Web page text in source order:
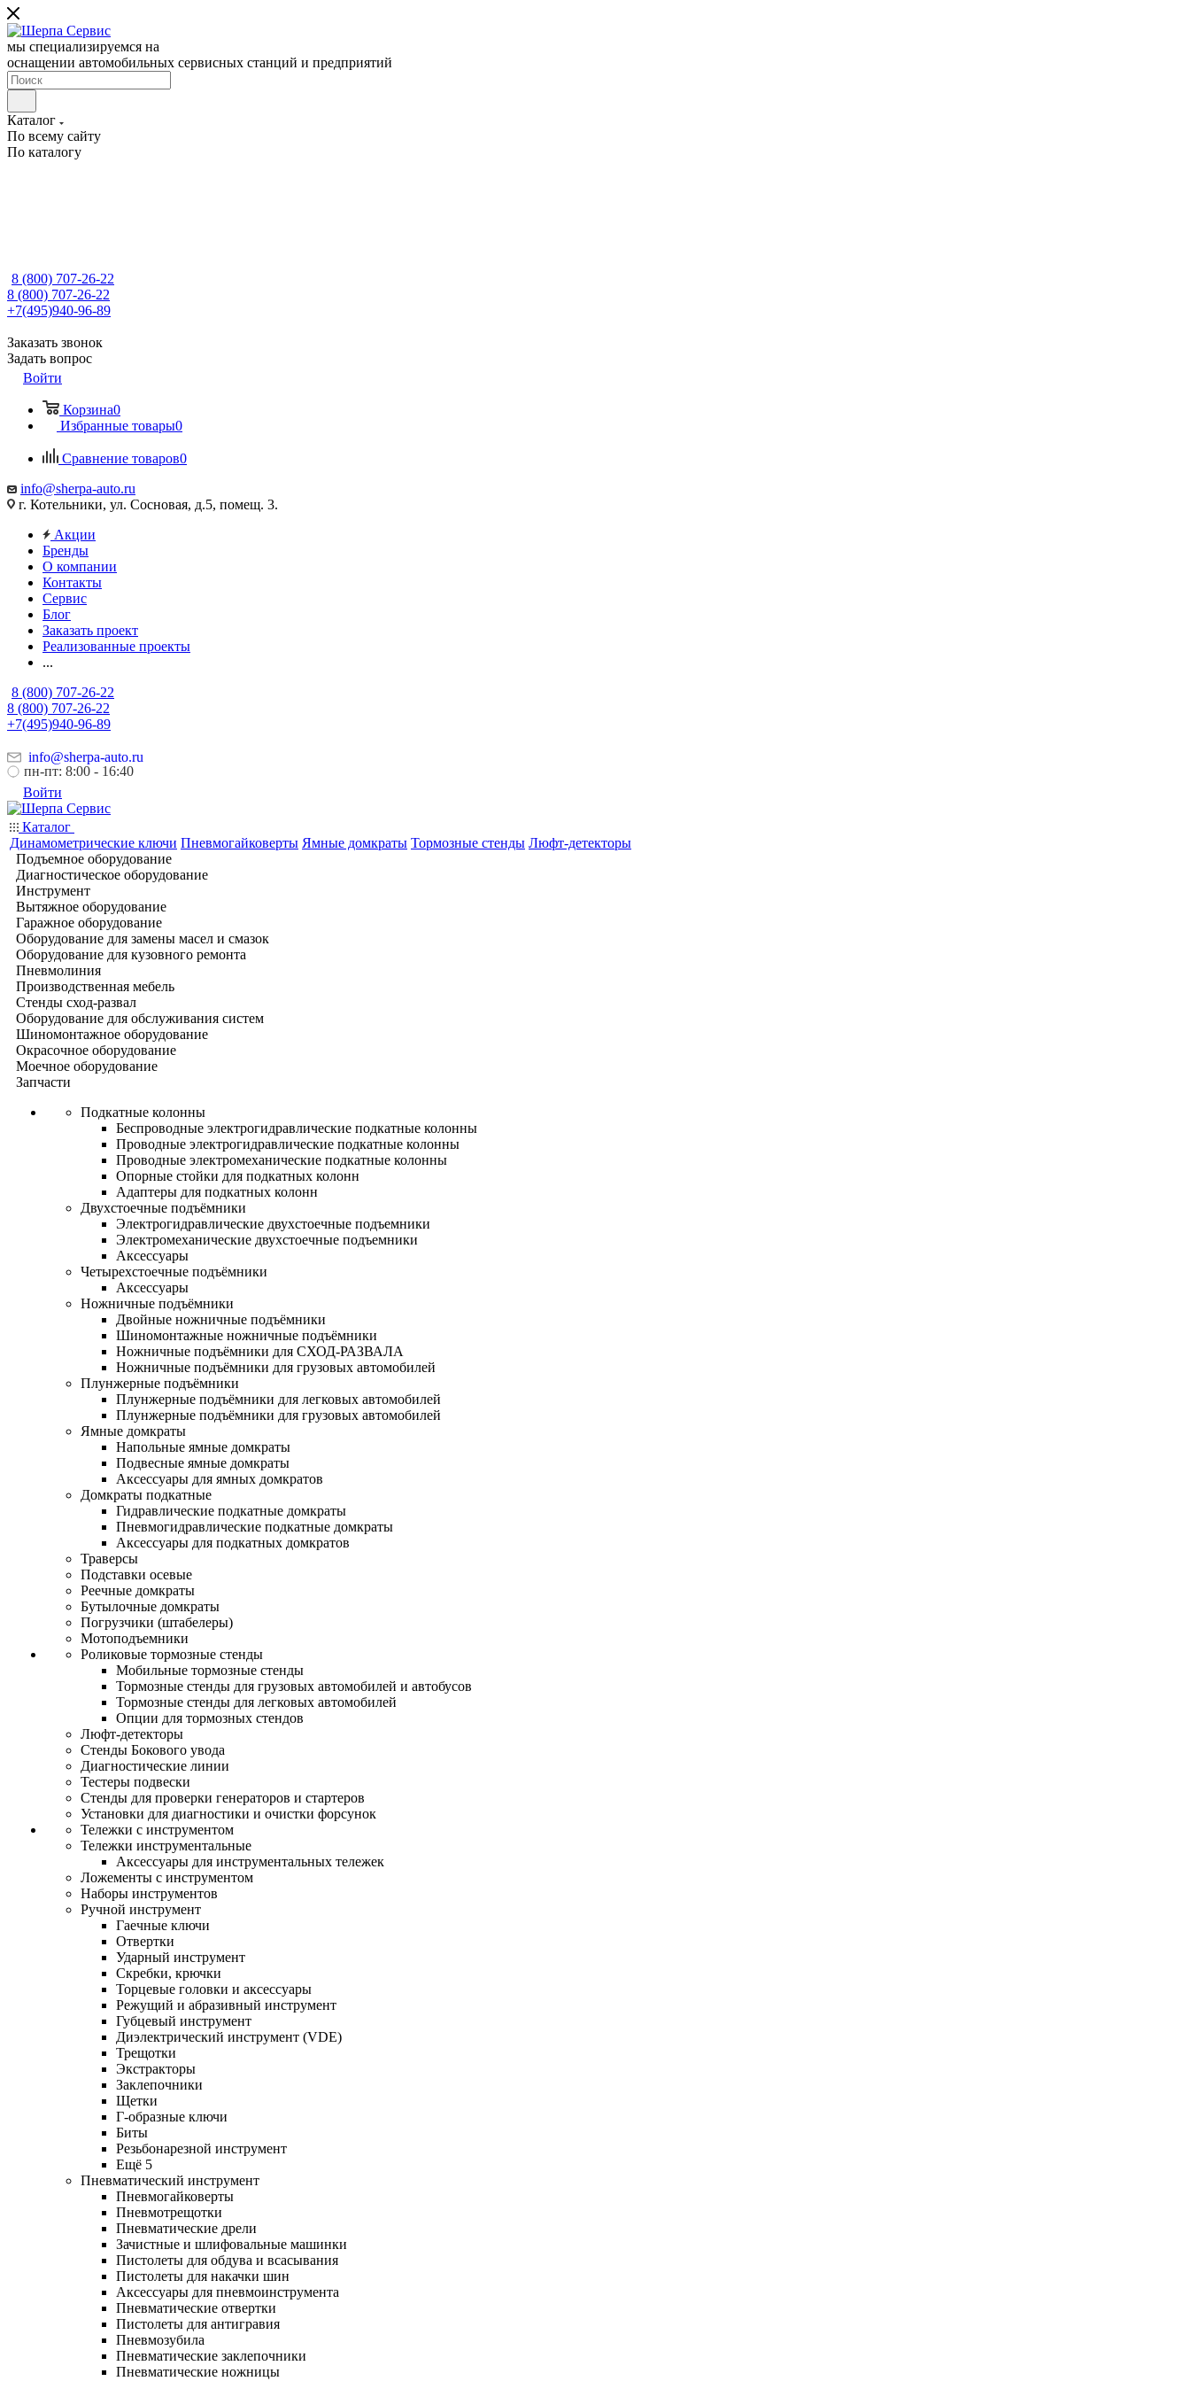
мы специализируемся на
оснащении автомобильных сервисных станций и предприятий
Каталог
По всему сайту
По каталогу
8 (800) 707-26-22
8 (800) 707-26-22
+7(495)940-96-89
Заказать звонок
Задать вопрос
Войти
Корзина0
Избранные товары0
Сравнение товаров0
info@sherpa-auto.ru
г. Котельники, ул. Сосновая, д.5, помещ. 3.
Акции
Бренды
О компании
Контакты
Сервис
Блог
Заказать проект
Реализованные проекты
...
8 (800) 707-26-22
8 (800) 707-26-22
+7(495)940-96-89
info@sherpa-auto.ru
пн-пт: 8:00 - 16:40
Войти
Каталог
Динамометрические ключи Пневмогайковерты Ямные домкраты Тормозные стенды Люфт-детекторы
Подъемное оборудование
Диагностическое оборудование
Инструмент
Вытяжное оборудование
Гаражное оборудование
Оборудование для замены масел и смазок
Оборудование для кузовного ремонта
Пневмолиния
Производственная мебель
Стенды сход-развал
Оборудование для обслуживания систем
Шиномонтажное оборудование
Окрасочное оборудование
Моечное оборудование
Запчасти
Подкатные колонны
Беспроводные электрогидравлические подкатные колонны
Проводные электрогидравлические подкатные колонны
Проводные электромеханические подкатные колонны
Опорные стойки для подкатных колонн
Адаптеры для подкатных колонн
Двухстоечные подъёмники
Электрогидравлические двухстоечные подъемники
Электромеханические двухстоечные подъемники
Аксессуары
Четырехстоечные подъёмники
Аксессуары
Ножничные подъёмники
Двойные ножничные подъёмники
Шиномонтажные ножничные подъёмники
Ножничные подъёмники для СХОД-РАЗВАЛА
Ножничные подъёмники для грузовых автомобилей
Плунжерные подъёмники
Плунжерные подъёмники для легковых автомобилей
Плунжерные подъёмники для грузовых автомобилей
Ямные домкраты
Напольные ямные домкраты
Подвесные ямные домкраты
Аксессуары для ямных домкратов
Домкраты подкатные
Гидравлические подкатные домкраты
Пневмогидравлические подкатные домкраты
Аксессуары для подкатных домкратов
Траверсы
Подставки осевые
Реечные домкраты
Бутылочные домкраты
Погрузчики (штабелеры)
Мотоподъемники
Роликовые тормозные стенды
Мобильные тормозные стенды
Тормозные стенды для грузовых автомобилей и автобусов
Тормозные стенды для легковых автомобилей
Опции для тормозных стендов
Люфт-детекторы
Стенды Бокового увода
Диагностические линии
Тестеры подвески
Стенды для проверки генераторов и стартеров
Установки для диагностики и очистки форсунок
Тележки с инструментом
Тележки инструментальные
Аксессуары для инструментальных тележек
Ложементы с инструментом
Наборы инструментов
Ручной инструмент
Гаечные ключи
Отвертки
Ударный инструмент
Скребки, крючки
Торцевые головки и аксессуары
Режущий и абразивный инструмент
Губцевый инструмент
Диэлектрический инструмент (VDE)
Трещотки
Экстракторы
Заклепочники
Щетки
Г-образные ключи
Биты
Резьбонарезной инструмент
Ещё 5
Пневматический инструмент
Пневмогайковерты
Пневмотрещотки
Пневматические дрели
Зачистные и шлифовальные машинки
Пистолеты для обдува и всасывания
Пистолеты для накачки шин
Аксессуары для пневмоинструмента
Пневматические отвертки
Пистолеты для антигравия
Пневмозубила
Пневматические заклепочники
Пневматические ножницы